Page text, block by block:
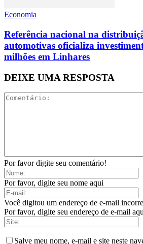
Economia
Referência nacional na
automotivas oficializa
milhões em Linhares
DEIXE UMA RESPOSTA
Por favor digite seu comentário!
Por favor, digite seu nome aqui
Você digitou um endereço de e-mail
Por favor, digite seu endereço de e-mail
Salve meu nome, e-mail e site neste